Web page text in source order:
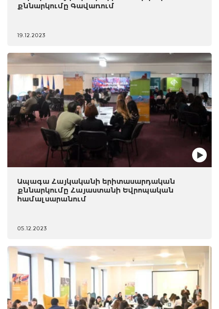
քննարկումը Գավառում
19.12.2023
Ապագա Հայկականի երիտասարդական
քննարկումը Հայաստանի Եվրոպական
համալսարանում
05.12.2023